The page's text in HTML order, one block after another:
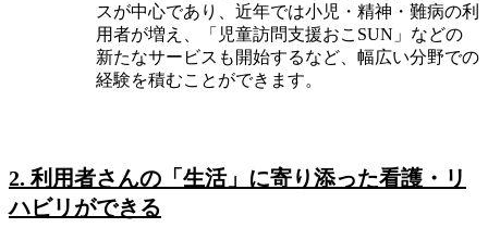
スが中心であり、近年では小児・精神・難病の利
用者が増え、「児童訪問支援おこSUN」などの
新たなサービスも開始するなど、幅広い分野での
経験を積むことができます。
2. 利用者さんの「生活」に寄り添った看護・リ
ハビリができる